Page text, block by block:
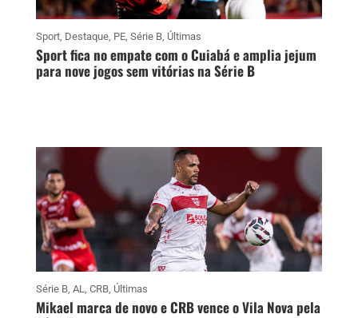
Sport, Destaque, PE, Série B, Últimas
Sport fica no empate com o Cuiabá e amplia jejum
para nove jogos sem vitórias na Série B
Série B, AL, CRB, Últimas
Mikael marca de novo e CRB vence o Vila Nova pela